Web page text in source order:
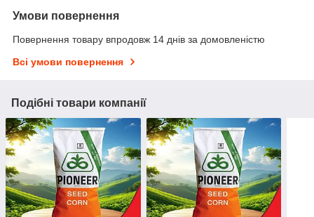
Умови повернення
Повернення товару впродовж 14 днів за домовленістю
Всі умови повернення
Подібні товари компанії